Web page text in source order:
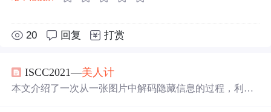
20 回复 打赏
ISCC2021—美人计
本文介绍了一次从一张图片中解码隐藏信息的过程，利用